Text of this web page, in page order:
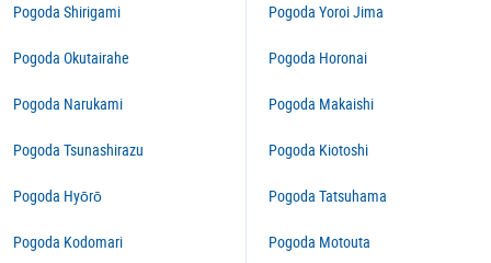
Pogoda Shirigami
Pogoda Okutairahe
Pogoda Narukami
Pogoda Tsunashirazu
Pogoda Hyōrō
Pogoda Kodomari
Pogoda Yoroi Jima
Pogoda Horonai
Pogoda Makaishi
Pogoda Kiotoshi
Pogoda Tatsuhama
Pogoda Motouta